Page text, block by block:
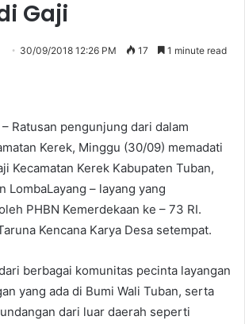
Gaji
m
30/09/2018 12:26 PM 17 1 minute read
– Ratusan pengunjung dari dalam
Kerek, Minggu (30/09) memadati
Kecamatan Kerek Kabupaten Tuban,
LombaLayang – layang yang
PHBN Kemerdekaan ke – 73 RI.
Kencana Karya Desa setempat.
berbagai komunitas pecinta layangan
yang ada di Bumi Wali Tuban, serta
dari luar daerah seperti